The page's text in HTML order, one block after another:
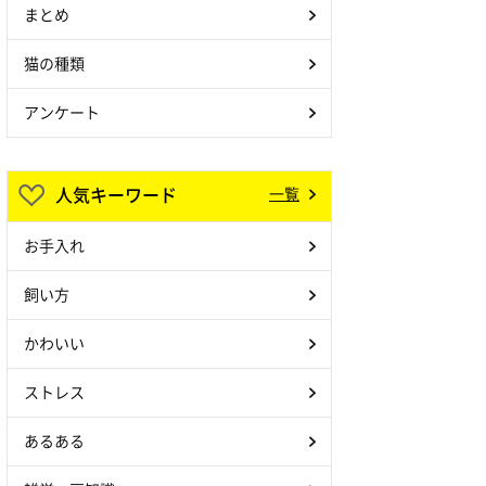
まとめ
猫の種類
アンケート
人気キーワード 一覧
お手入れ
飼い方
かわいい
ストレス
あるある